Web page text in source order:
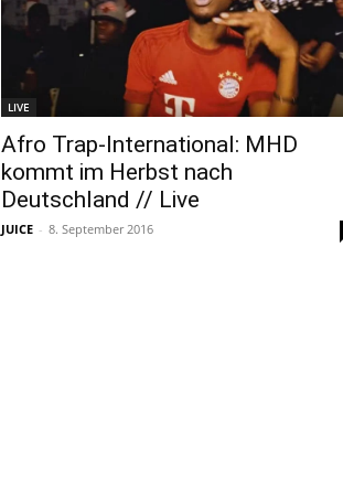
LIVE
Afro Trap-International: MHD
kommt im Herbst nach
Deutschland // Live
JUICE - 8. September 2016